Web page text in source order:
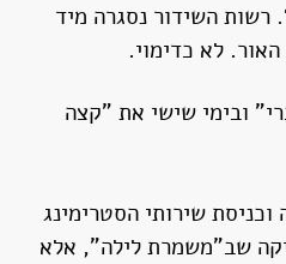
רשות השידור נסגרה מיד
"רביעי עברי" ובימי שישי את "קצה
וכניסת שירותי הסטרימינג
שב"משמרת לילה", אלא